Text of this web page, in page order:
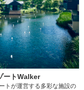
ートWalker
トが運営する多彩な施設の